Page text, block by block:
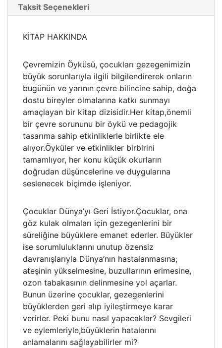
Taksit Seçenekleri
KİTAP HAKKINDA
Çevremizin Öyküsü, çocukları gezegenimizin
büyük sorunlarıyla ilgili bilgilendirerek onların
bugünün ve yarının çevre bilincine sahip, doğa
dostu bireyler olmalarına katkı sunmayı
amaçlayan bir kitap dizisidir.Her kitap,önemli
bir çevre sorununu bir öykü ve pedagojik
tasarıma sahip etkinliklerle birlikte ele
alıyor.Öyküler ve etkinlikler birbirini
tamamlıyor, her konu küçük okurların
doğrudan düşüncelerine ve duygularına
seslenecek biçimde işleniyor.
Çocuklar Dünya’yı Geri İstiyor.Çocuklar, ona
göz kulak olmaları için gezegenlerini bir
süreliğine büyüklere emanet ederler. Büyükler
ise sorumluluklarını unutup özensiz
davranışlarıyla Dünya’nın hastalanmasına;
ateşinin yükselmesine, buzullarının erimesine,
ozon tabakasının delinmesine yol açarlar.
Bunun üzerine çocuklar, gezegenlerini
büyüklerden geri alıp iyileştirmeye karar
verirler. Peki bunu nasıl yapacaklar? Sevgileri
ve eylemleriyle,büyüklerin hatalarını
anlamalarını sağlayabilirler mi?